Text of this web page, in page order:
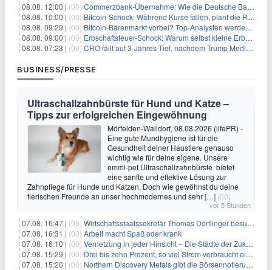
08.08. 12:00 | (00) Commerzbank-Übernahme: Wie die Deutsche Bank im Schatten zum großen Gewinner wird
08.08. 10:00 | (00) Bitcoin-Schock: Während Kurse fallen, plant die Regierung die Steuer-Bombe
08.08. 09:29 | (00) Bitcoin-Bärenmarkt vorbei? Top-Analysten werden optimistisch, aber die Geschichte sagt etwas anderes
08.08. 09:00 | (00) Erbschaftsteuer-Schock: Warum selbst kleine Erbschaften den Fiskus Millionen kosten
08.08. 07:23 | (00) CRO fällt auf 3-Jahres-Tief, nachdem Trump Media zwei große Crypto.com-Deals storniert
BUSINESS/PRESSE
Ultraschallzahnbürste für Hund und Katze –
Tipps zur erfolgreichen Eingewöhnung
Mörfelden-Walldorf, 08.08.2026 (lifePR) -
Eine gute Mundhygiene ist für die
Gesundheit deiner Haustiere genauso
wichtig wie für deine eigene. Unsere
emmi-pet Ultraschallzahnbürste bietet
eine sanfte und effektive Lösung zur
Zahnpflege für Hunde und Katzen. Doch wie gewöhnst du deine
tierischen Freunde an unser hochmodernes und sehr[…] (00)
vor 5 Stunden
07.08. 16:47 | (00) Wirtschaftsstaatssekretär Thomas Dörflinger besucht Handwerksbetrieb im Kammerbezirk Freiburg
07.08. 16:31 | (00) Arbeit macht Spaß oder krank
07.08. 16:10 | (00) Vernetzung in jeder Hinsicht – Die Städte der Zukunft sind grün-blau
07.08. 15:29 | (00) Drei bis zehn Prozent, so viel Strom verbraucht ein Aufzug im Gebäude
07.08. 15:20 | (00) Northern Discovery Metals gibt die Börsennotierung an der Frankfurter Wertpapierbörse bekannt